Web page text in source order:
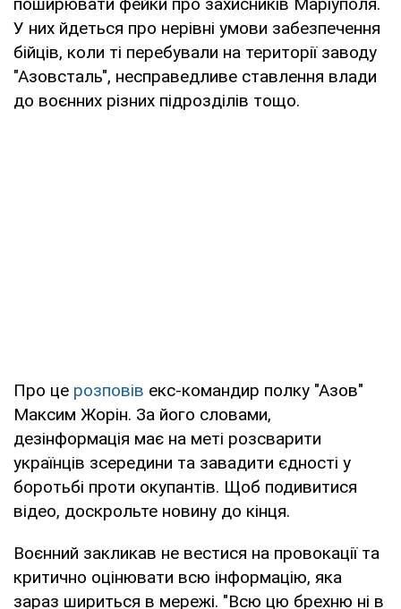
У них йдеться про нерівні умови забезпечення
бійців, коли ті перебували на території заводу
"Азовсталь", несправедливе ставлення влади
до воєнних різних підрозділів тощо.
Про це розповів екс-командир полку "Азов"
Максим Жорін. За його словами,
дезінформація має на меті розсварити
українців зсередини та завадити єдності у
боротьбі проти окупантів. Щоб подивитися
відео, доскрольте новину до кінця.
Воєнний закликав не вестися на провокації та
критично оцінювати всю інформацію, яка
зараз шириться в мережі. "Всю цю брехню ні в